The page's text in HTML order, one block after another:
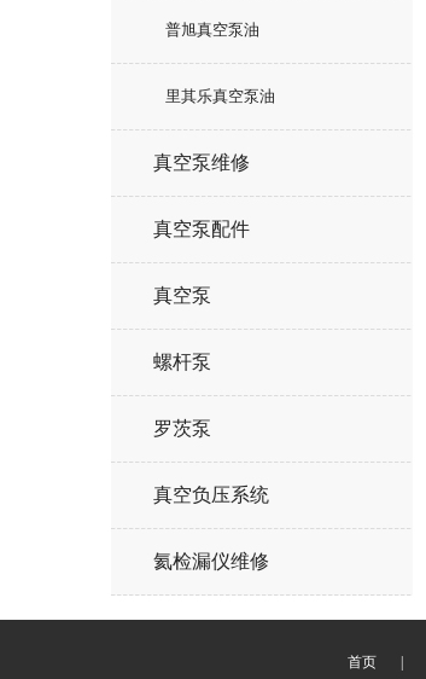
普旭真空泵油
里其乐真空泵油
真空泵维修
真空泵配件
真空泵
螺杆泵
罗茨泵
真空负压系统
氦检漏仪维修
首页